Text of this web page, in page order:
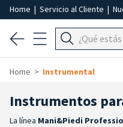
Home | Servicio al Cliente |
Home Instrumental
Instrumentos
La línea Mani&Piedi